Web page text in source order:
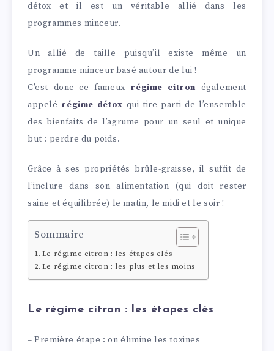
détox et il est un véritable allié dans les
programmes minceur.
Un allié de taille puisqu’il existe même un
programme minceur basé autour de lui !
C’est donc ce fameux régime citron également
appelé régime détox qui tire parti de l’ensemble
des bienfaits de l’agrume pour un seul et unique
but : perdre du poids.
Grâce à ses propriétés brûle-graisse, il suffit de
l’inclure dans son alimentation (qui doit rester
saine et équilibrée) le matin, le midi et le soir !
Sommaire
Le régime citron : les étapes clés
Le régime citron : les plus et les moins
Le régime citron : les étapes clés
– Première étape : on élimine les toxines